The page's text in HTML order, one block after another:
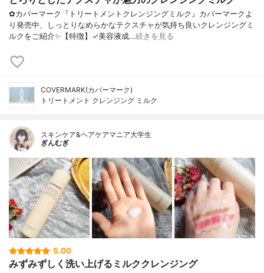
✿カバーマーク『トリートメントクレンジングミルク』カバーマークよ
り発売中、しっとりなめらかなテクスチャが気持ち良いクレンジングミ
ルクをご紹介✨【特徴】✓美容液成…続きを見る
COVERMARK(カバーマーク)
トリートメント クレンジング ミルク
スキンケア&ヘアケアマニア大学生
ぎんむぎ
5.00
みずみずしく洗い上げるミルククレンジング